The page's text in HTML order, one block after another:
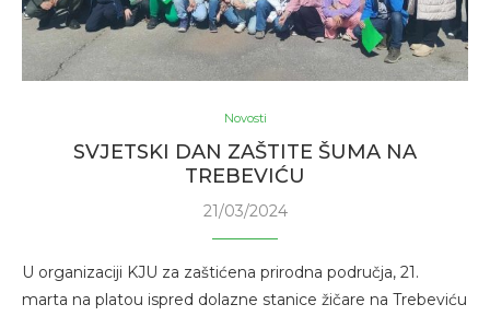
Novosti
SVJETSKI DAN ZAŠTITE ŠUMA NA
TREBEVIĆU
21/03/2024
U organizaciji KJU za zaštićena prirodna područja, 21.
marta na platou ispred dolazne stanice žičare na Trebeviću